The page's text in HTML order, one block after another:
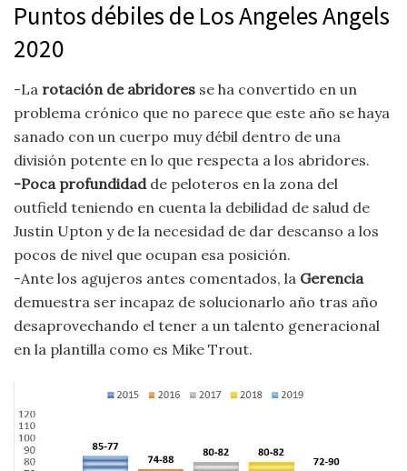
Puntos débiles de Los Angeles Angels
2020
-La rotación de abridores se ha convertido en un
problema crónico que no parece que este año se haya
sanado con un cuerpo muy débil dentro de una
división potente en lo que respecta a los abridores.
-Poca profundidad de peloteros en la zona del
outfield teniendo en cuenta la debilidad de salud de
Justin Upton y de la necesidad de dar descanso a los
pocos de nivel que ocupan esa posición.
-Ante los agujeros antes comentados, la Gerencia
demuestra ser incapaz de solucionarlo año tras año
desaprovechando el tener a un talento generacional
en la plantilla como es Mike Trout.